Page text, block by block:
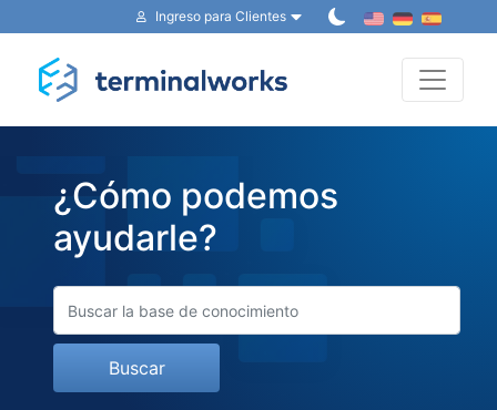
Ingreso para Clientes
Modo
¿Cómo podemos
ayudarle?
Buscar